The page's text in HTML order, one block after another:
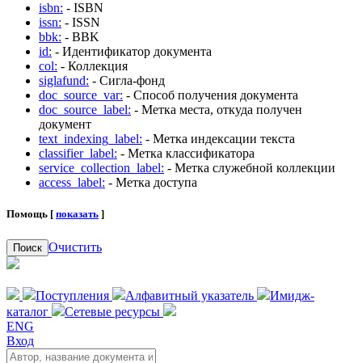
isbn: - ISBN
issn: - ISSN
bbk: - BBK
id: - Идентификатор документа
col: - Коллекция
siglafund: - Сигла-фонд
doc_source_var: - Способ получения документа
doc_source_label: - Метка места, откуда получен
документ
text_indexing_label: - Метка индексации текста
classifier_label: - Метка классификатора
service_collection_label: - Метка служебной коллекции
access_label: - Метка доступа
Помощь [ показать ]
Поиск Очистить
Поступления Алфавитный указатель
Имидж-
каталог
Сетевые ресурсы
ENG
Вход